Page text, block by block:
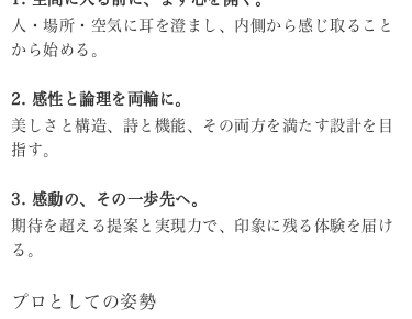
人・場所・空気に耳を澄まし、内側から感じ取ること
から始める。
2. 感性と論理を両輪に。
美しさと構造、詩と機能、その両方を満たす設計を目
指す。
3. 感動の、その一歩先へ。
期待を超える提案と実現力で、印象に残る体験を届け
る。
プロとしての姿勢